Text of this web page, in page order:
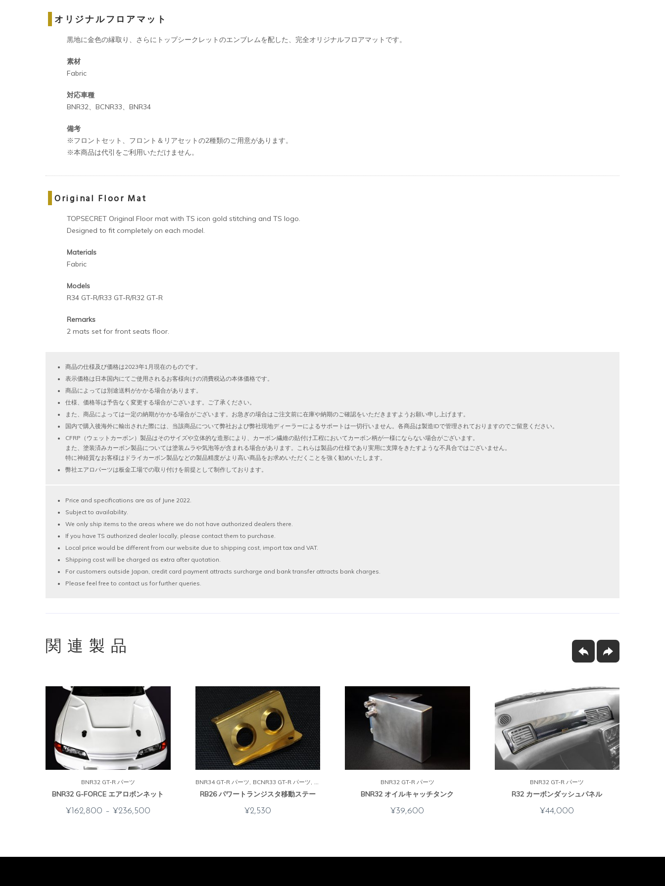
オリジナルフロアマット
黒地に金色の縁取り、さらにトップシークレットのエンブレムを配した、完全オリジナルフロアマットです。
素材
Fabric
対応車種
BNR32、BCNR33、BNR34
備考
※フロントセット、フロント＆リアセットの2種類のご用意があります。
※本商品は代引をご利用いただけません。
Original Floor Mat
TOPSECRET Original Floor mat with TS icon gold stitching and TS logo.
Designed to fit completely on each model.
Materials
Fabric
Models
R34 GT-R/R33 GT-R/R32 GT-R
Remarks
2 mats set for front seats floor.
商品の仕様及び価格は2023年1月現在のものです。
表示価格は日本国内にてご使用されるお客様向けの消費税込の本体価格です。
商品によっては別途送料がかかる場合があります。
仕様、価格等は予告なく変更する場合がございます。ご了承ください。
また、商品によっては一定の納期がかかる場合がございます。お急ぎの場合はご注文前に在庫や納期のご確認をいただきますようお願い申し上げます。
国内で購入後海外に輸出された際には、当該商品について弊社および弊社現地ディーラーによるサポートは一切行いません。各商品は製造IDで管理されておりますのでご留意ください。
CFRP（ウェットカーボン）製品はそのサイズや立体的な造形により、カーボン繊維の貼付け工程においてカーボン柄が一様にならない場合がございます。
また、塗装済みカーボン製品については塗装ムラや気泡等が含まれる場合があります。これらは製品の仕様であり実用に支障をきたすような不具合ではございません。
特に神経質なお客様はドライカーボン製品などの製品精度がより高い商品をお求めいただくことを強く勧めいたします。
弊社エアロパーツは板金工場での取り付けを前提として制作しております。
Price and specifications are as of June 2022.
Subject to availability.
We only ship items to the areas where we do not have authorized dealers there.
If you have TS authorized dealer locally, please contact them to purchase.
Local price would be different from our website due to shipping cost, import tax and VAT.
Shipping cost will be charged as extra after quotation.
For customers outside Japan, credit card payment attracts surcharge and bank transfer attracts bank charges.
Please feel free to contact us for further queries.
関連製品
BNR32 GT-R パーツ
BNR32 G-FORCE エアロボンネット
¥162,800 – ¥236,500
BNR34 GT-R パーツ BCNR33 GT-R パーツ
RB26 パワートランジスタ移動ステー
¥2,530
BNR32 GT-R パーツ
BNR32 オイルキャッチタンク
¥39,600
BNR32 GT-R パーツ
R32 カーボンダッシュパネル
¥44,000